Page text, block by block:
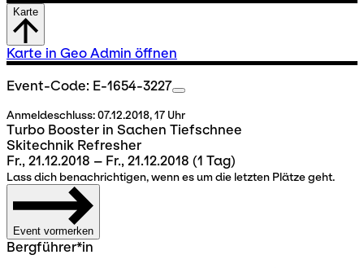
Karte
Karte in Geo Admin öffnen
Event-Code: E-1654-3227
Anmeldeschluss:07.12.2018, 17 Uhr
Turbo Booster in Sachen Tiefschnee
Skitechnik Refresher
Fr., 21.12.2018 – Fr., 21.12.2018 (1 Tag)
Lass dich benachrichtigen, wenn es um die letzten Plätze geht.
Event vormerken
Bergführer*in